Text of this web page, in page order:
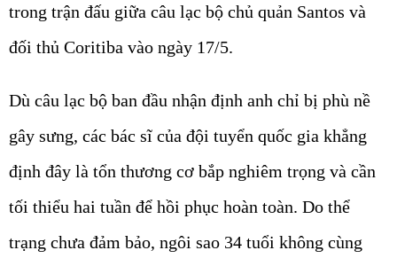
trong trận đấu giữa câu lạc bộ chủ quản Santos và
đối thủ Coritiba vào ngày 17/5.
Dù câu lạc bộ ban đầu nhận định anh chỉ bị phù nề
gây sưng, các bác sĩ của đội tuyển quốc gia khẳng
định đây là tổn thương cơ bắp nghiêm trọng và cần
tối thiểu hai tuần để hồi phục hoàn toàn. Do thể
trạng chưa đảm bảo, ngôi sao 34 tuổi không cùng